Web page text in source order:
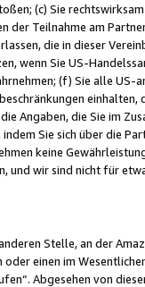
(c) Sie
der Teilnahme am
die in dieser
wenn Sie US-
(f) Sie alle
Angaben, die Sie im
Sie sich über die
keine
und wir sind nicht für
Stelle, an der
einen im
Abgesehen von